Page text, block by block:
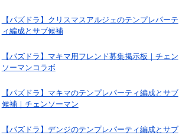
【パズドラ】クリスマスアルジェのテンプレパーテ
ィ編成とサブ候補
【パズドラ】マキマ用フレンド募集掲示板｜チェン
ソーマンコラボ
【パズドラ】マキマのテンプレパーティ編成とサブ
候補｜チェンソーマン
【パズドラ】デンジのテンプレパーティ編成とサブ